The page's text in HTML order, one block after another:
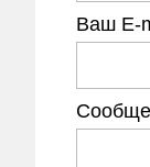
Ваш E-